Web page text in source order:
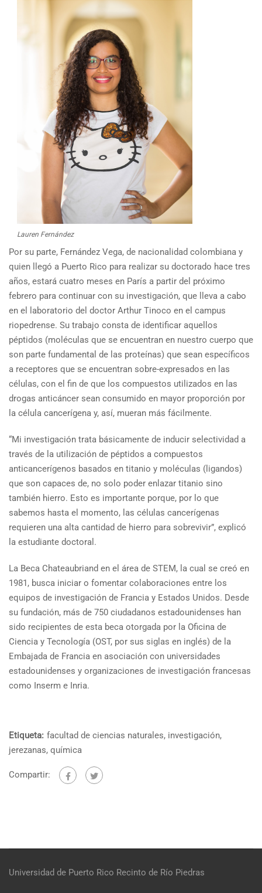
Lauren Fernández
Por su parte, Fernández Vega, de nacionalidad colombiana y
quien llegó a Puerto Rico para realizar su doctorado hace tres
años, estará cuatro meses en París a partir del próximo
febrero para continuar con su investigación, que lleva a cabo
en el laboratorio del doctor Arthur Tinoco en el campus
riopedrense. Su trabajo consta de identificar aquellos
péptidos (moléculas que se encuentran en nuestro cuerpo que
son parte fundamental de las proteínas) que sean específicos
a receptores que se encuentran sobre-expresados en las
células, con el fin de que los compuestos utilizados en las
drogas anticáncer sean consumido en mayor proporción por
la célula cancerígena y, así, mueran más fácilmente.
“Mi investigación trata básicamente de inducir selectividad a
través de la utilización de péptidos a compuestos
anticancerígenos basados en titanio y moléculas (ligandos)
que son capaces de, no solo poder enlazar titanio sino
también hierro. Esto es importante porque, por lo que
sabemos hasta el momento, las células cancerígenas
requieren una alta cantidad de hierro para sobrevivir”, explicó
la estudiante doctoral.
La Beca Chateaubriand en el área de STEM, la cual se creó en
1981, busca iniciar o fomentar colaboraciones entre los
equipos de investigación de Francia y Estados Unidos. Desde
su fundación, más de 750 ciudadanos estadounidenses han
sido recipientes de esta beca otorgada por la Oficina de
Ciencia y Tecnología (OST, por sus siglas en inglés) de la
Embajada de Francia en asociación con universidades
estadounidenses y organizaciones de investigación francesas
como Inserm e Inria.
Etiqueta: facultad de ciencias naturales, investigación,
jerezanas, química
Compartir:
Universidad de Puerto Rico Recinto de Río Piedras